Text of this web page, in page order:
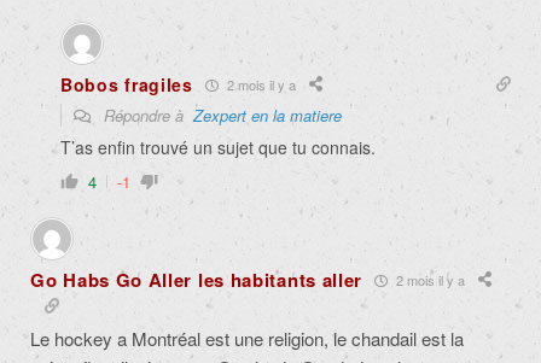
Bobos fragiles 2 mois il y a
Répondre àZexpert en la matiere
T’as enfin trouvé un sujet que tu connais.
4 -1
Go Habs Go Aller les habitants aller 2 mois il y a
Le hockey a Montréal est une religion, le chandail est la